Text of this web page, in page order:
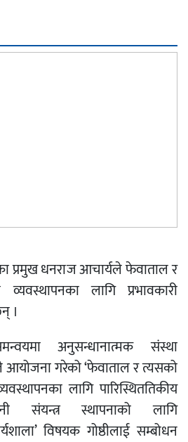
प्रमुख धनराज आचार्यले फेवाताल र
व्यवस्थापनका लागि प्रभावकारी
।
अनुसन्धानात्मक संस्था
आयोजना गरेको ‘फेवाताल र त्यसको
लागि पारिस्थिततिकीय
संयन्त्र स्थापनाको लागि
विषयक गोष्ठीलाई सम्बोधन